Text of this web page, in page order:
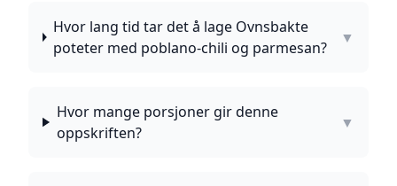
Hvor lang tid tar det å lage Ovnsbakte
poteter med poblano-chili og parmesan?
▼
Hvor mange porsjoner gir denne
oppskriften?
▼